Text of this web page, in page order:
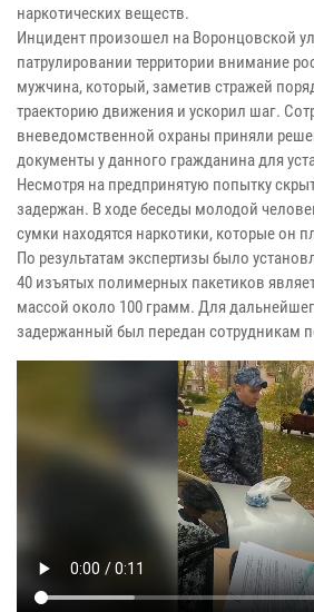
наркотических веществ.
Инцидент произошел на Воронцовской
патрулировании территории внимание
мужчина, который, заметив стражей
траекторию движения и ускорил шаг.
вневедомственной охраны приняли
документы у данного гражданина для
Несмотря на предпринятую попытку
задержан. В ходе беседы молодой
сумки находятся наркотики, которые он
По результатам экспертизы было
40 изъятых полимерных пакетиков
массой около 100 грамм. Для
задержанный был передан сотрудникам